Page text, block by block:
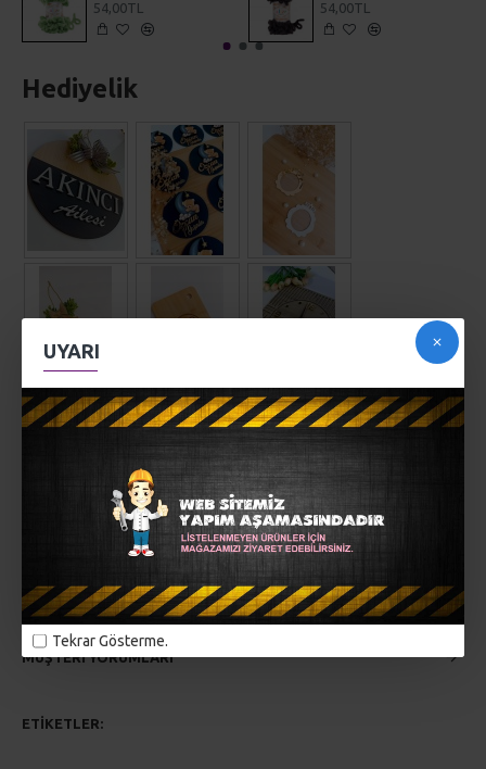
UYARI
Tekrar Gösterme.
54,00TL 54,00TL
Hediyelik
AÇIKLAMA
Kişiye özel istediğiniz yazıda kazıma kesme tahtası ...
Sunum tahtası,kahve köşesi dekoru,peynir tabağı olarak
tercih edebilirsiniz...
MÜŞTERI YORUMLARI
ETIKETLER: